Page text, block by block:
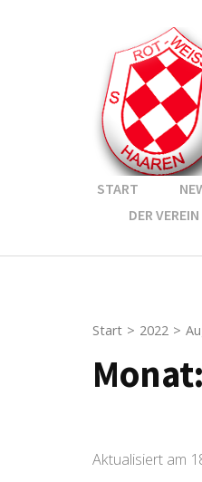
START
DER VEREIN
Start > 2022 >
Monat:
Aktualisiert am